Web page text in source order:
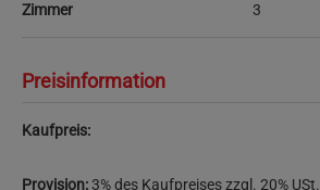
Zimmer 3
Preisinformation
Kaufpreis:
Provision:3% des Kaufpreises zzgl. 20% USt.